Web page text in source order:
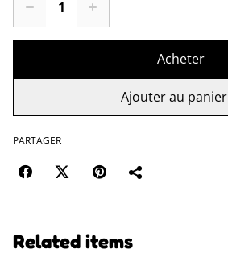
Acheter
Ajouter au panier
PARTAGER
Related items